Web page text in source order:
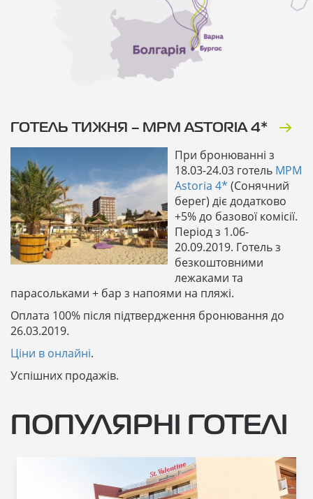
ГОТЕЛЬ ТИЖНЯ – MPM ASTORIA 4*
При бронюванні з
18.03-24.03 готель MPM
Astoria 4* (Сонячний
берег) діє додатково
+5% до базової комісії.
Період з 1.06-
20.09.2019. Готель з
безкоштовними
лежаками та
парасольками + бар з напоями на пляжі.
Оплата 100% після підтвердження бронювання до
26.03.2019.
Ціни в онлайні.
Успішних продажів.
ПОПУЛЯРНІ ГОТЕЛІ